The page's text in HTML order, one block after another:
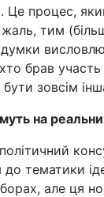
Це процес,
тим
брав
зовсім
на
до тематики
але ця